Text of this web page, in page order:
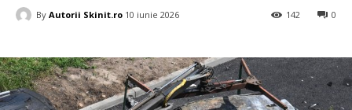
By Autorii Skinit.ro 10 iunie 2026 0
142